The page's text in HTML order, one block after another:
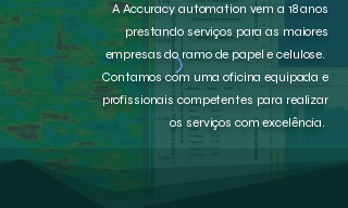
A Accuracy automation vem a 18 anos
prestando serviços para as maiores
empresas do ramo de papel e celulose.
Contamos com uma oficina equipada e
profissionais competentes para realizar
os serviços com excelência.